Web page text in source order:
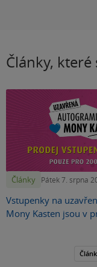
Články,
Články Pátek 7. srpna
Vstupenky na
Mony Kasten jsou v